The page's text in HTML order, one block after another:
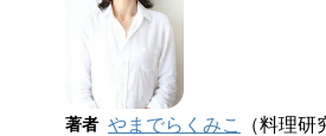
著者 やまでらくみこ （料理研